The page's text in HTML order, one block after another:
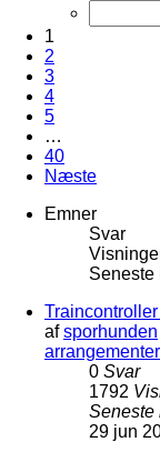
1
2
3
4
5
…
40
Næste
Emner
Svar
afsporhunden
arrangementer
0 Svar
1792
29 jun